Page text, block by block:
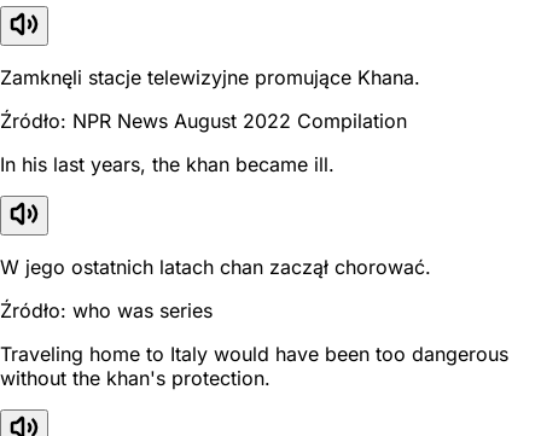
Zamknęli stacje telewizyjne promujące Khana.
Źródło: NPR News August 2022 Compilation
In his last years, the khan became ill.
W jego ostatnich latach chan zaczął chorować.
Źródło: who was series
Traveling home to Italy would have been too dangerous
without the khan's protection.